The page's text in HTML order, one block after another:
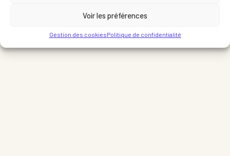
Voir les préférences
Gestion des cookiesPolitique de confidentialité